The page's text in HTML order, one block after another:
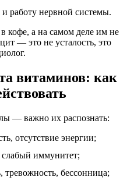
и работу нервной системы.
кофе, а на самом деле им не
— это не усталость, это
витаминов: как
— важно их распознать:
отсутствие энергии;
иммунитет;
тревожность, бессонница;